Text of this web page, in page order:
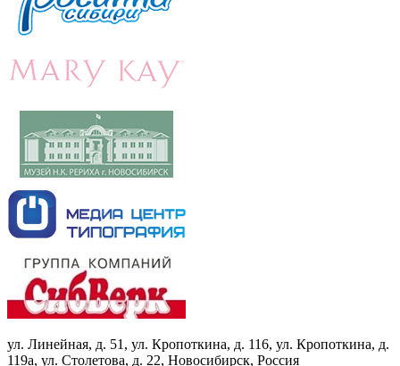
ул. Линейная, д. 51, ул. Кропоткина, д. 116, ул. Кропоткина, д.
119а, ул. Столетова, д. 22, Новосибирск, Россия